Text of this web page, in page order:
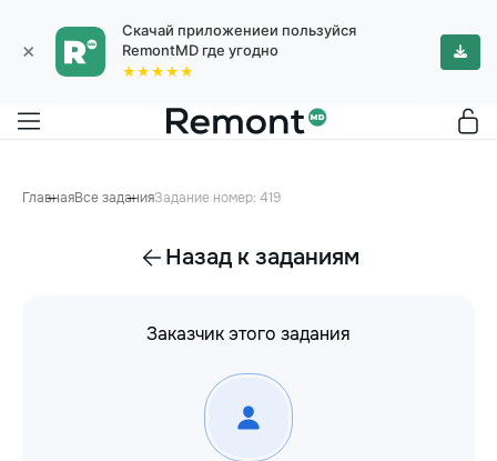
×
Скачай приложениеи пользуйся
RemontMD где угодно
★★★★★
ГлавнаяВсе заданияЗадание номер: 419
Назад к заданиям
Заказчик этого задания